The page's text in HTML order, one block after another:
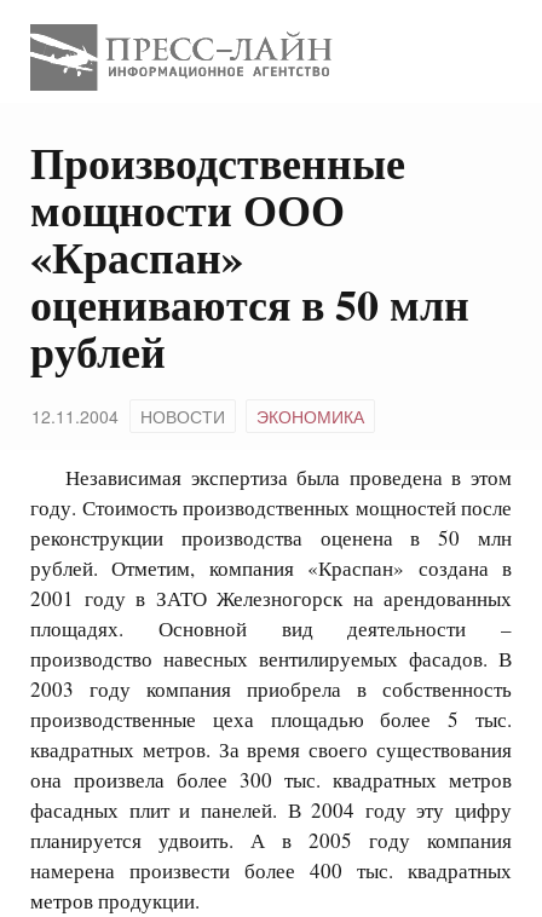
Производственные
мощности ООО
«Краспан»
оцениваются в 50 млн
рублей
12.11.2004 НОВОСТИ ЭКОНОМИКА
Независимая экспертиза была проведена в этом
году. Стоимость производственных мощностей после
реконструкции производства оценена в 50 млн
рублей. Отметим, компания «Краспан» создана в
2001 году в ЗАТО Железногорск на арендованных
площадях. Основной вид деятельности –
производство навесных вентилируемых фасадов. В
2003 году компания приобрела в собственность
производственные цеха площадью более 5 тыс.
квадратных метров. За время своего существования
она произвела более 300 тыс. квадратных метров
фасадных плит и панелей. В 2004 году эту цифру
планируется удвоить. А в 2005 году компания
намерена произвести более 400 тыс. квадратных
метров продукции.